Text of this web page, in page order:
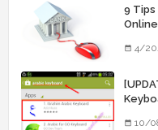
9
4/
10/